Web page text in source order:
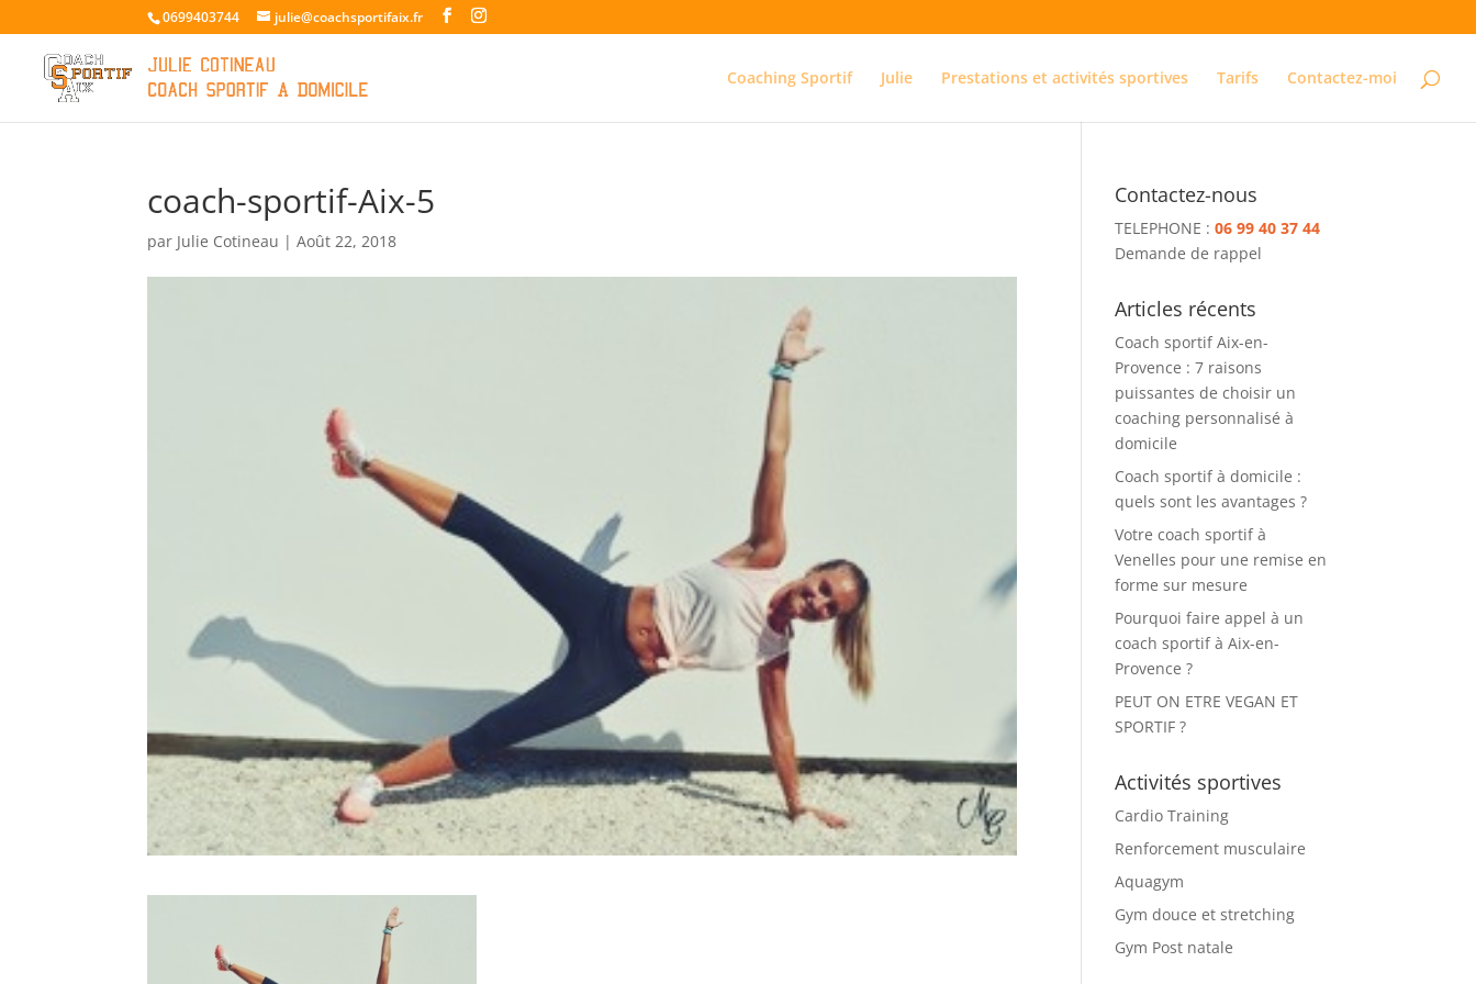
0699403744 julie@coachsportifaix.fr
Coaching Sportif Julie Prestations et activités sportives Tarifs Contactez-moi
coach-sportif-Aix-5
par Julie Cotineau |Août 22, 2018
Contactez-nous
TELEPHONE : 06 99 40 37 44
Demande de rappel
Articles récents
Coach sportif Aix-en-
Provence : 7 raisons
puissantes de choisir un
coaching personnalisé à
domicile
Coach sportif à domicile :
quels sont les avantages ?
Votre coach sportif à
Venelles pour une remise en
forme sur mesure
Pourquoi faire appel à un
coach sportif à Aix-en-
Provence ?
PEUT ON ETRE VEGAN ET
SPORTIF ?
Activités sportives
Cardio Training
Renforcement musculaire
Aquagym
Gym douce et stretching
Gym Post natale